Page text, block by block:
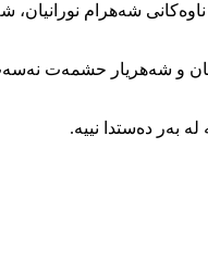
و شەهریار حشمەت
بەر دەستدا نییە.